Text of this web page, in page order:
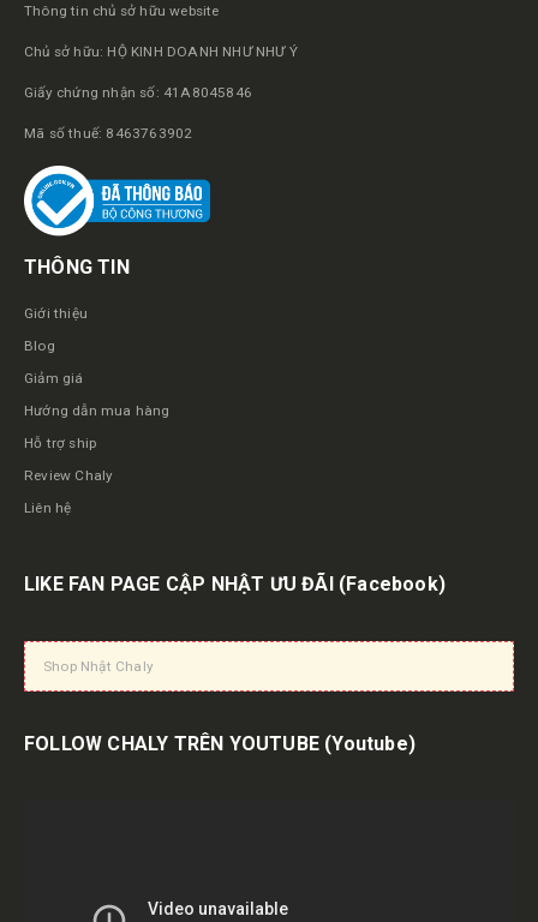
Thông tin chủ sở hữu website
Chủ sở hữu: HỘ KINH DOANH NHƯ NHƯ Ý
Giấy chứng nhận số: 41A8045846
Mã số thuế: 8463763902
THÔNG TIN
Giới thiệu
Blog
Giảm giá
Hướng dẫn mua hàng
Hỗ trợ ship
Review Chaly
Liên hệ
LIKE FAN PAGE CẬP NHẬT ƯU ĐÃI (Facebook)
Shop Nhật Chaly
FOLLOW CHALY TRÊN YOUTUBE (Youtube)